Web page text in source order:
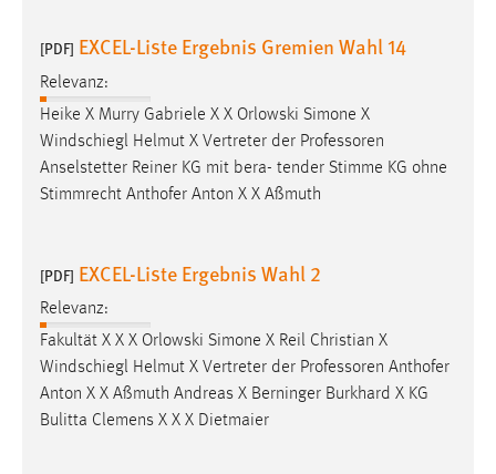
[PDF] EXCEL-Liste Ergebnis Gremien Wahl 14
Relevanz:
Heike X Murry Gabriele X X Orlowski Simone X
Windschiegl Helmut X Vertreter der Professoren
Anselstetter Reiner KG mit bera- tender Stimme KG ohne
Stimmrecht Anthofer Anton X X Aßmuth
[PDF] EXCEL-Liste Ergebnis Wahl 2
Relevanz:
Fakultät X X X Orlowski Simone X Reil Christian X
Windschiegl Helmut X Vertreter der Professoren Anthofer
Anton X X Aßmuth Andreas X Berninger Burkhard X KG
Bulitta Clemens X X X Dietmaier